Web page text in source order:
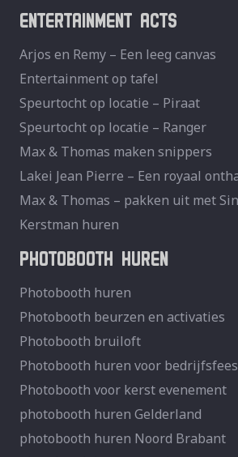
ENTERTAINMENT ACTS
Arjos en Remy – Een leeg canvas
Entertainment op tafel
Speurtocht op locatie – Piraat
Speurtocht op locatie – Ranger
Max & Thomas maken snippers
Lakei Jean Pierre – Een royaal
Max & Thomas – pakken uit met
Kerstman huren
PHOTOBOOTH HUREN
Photobooth huren
Photobooth beurzen en activaties
Photobooth bruiloft
Photobooth huren voor
Photobooth voor kerst evenement
photobooth huren Gelderland
photobooth huren Noord Brabant